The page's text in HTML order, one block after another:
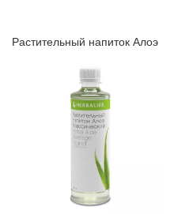
Растительный напиток Алоэ